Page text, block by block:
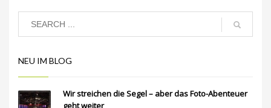
NEU IM BLOG
Wir streichen die Segel – aber das Foto-Abenteuer
geht weiter